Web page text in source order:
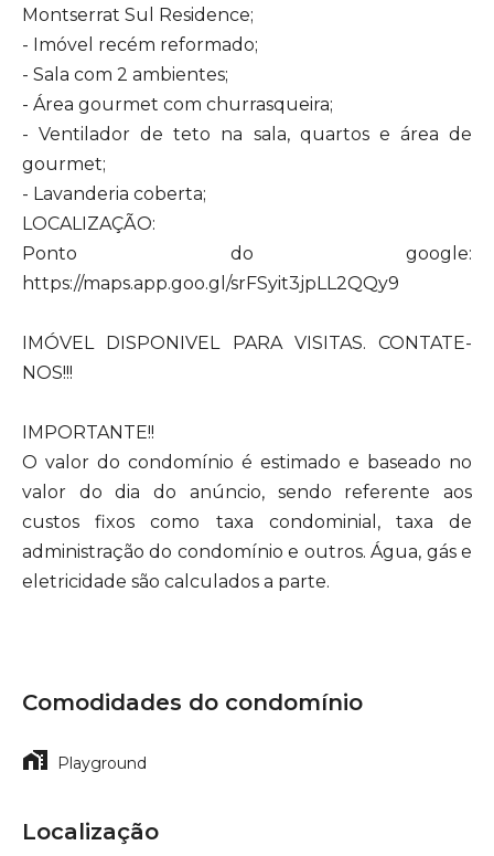
Montserrat Sul Residence;
- Imóvel recém reformado;
- Sala com 2 ambientes;
- Área gourmet com churrasqueira;
- Ventilador de teto na sala, quartos e área de
gourmet;
- Lavanderia coberta;
LOCALIZAÇÃO:
Ponto do google:
https://maps.app.goo.gl/srFSyit3jpLL2QQy9
IMÓVEL DISPONIVEL PARA VISITAS. CONTATE-
NOS!!!
IMPORTANTE!!
O valor do condomínio é estimado e baseado no
valor do dia do anúncio, sendo referente aos
custos fixos como taxa condominial, taxa de
administração do condomínio e outros. Água, gás e
eletricidade são calculados a parte.
Comodidades do condomínio
Playground
Localização